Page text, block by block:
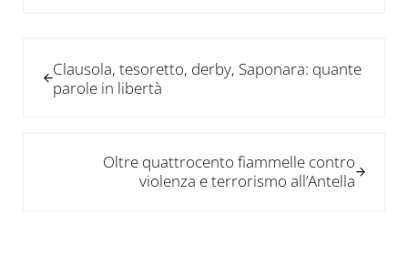
Clausola, tesoretto, derby, Saponara: quante
parole in libertà
Oltre quattrocento fiammelle contro
violenza e terrorismo all’Antella